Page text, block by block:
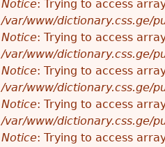
Notice: Trying to access
/var/www/dictionary.css.ge/
Notice: Trying to access
/var/www/dictionary.css.ge/
Notice: Trying to access
/var/www/dictionary.css.ge/
Notice: Trying to access
/var/www/dictionary.css.ge/
Notice: Trying to access